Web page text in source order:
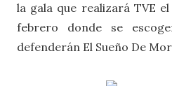
la gala que realizará TVE
febrero donde se
defenderán El Sueño De